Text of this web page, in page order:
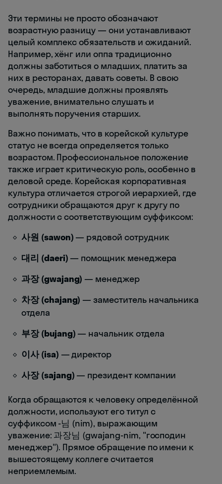
Эти термины не просто обозначают
возрастную разницу — они устанавливают
целый комплекс обязательств и ожиданий.
Например, хёнг или оппа традиционно
должны заботиться о младших, платить за
них в ресторанах, давать советы. В свою
очередь, младшие должны проявлять
уважение, внимательно слушать и
выполнять поручения старших.
Важно понимать, что в корейской культуре
статус не всегда определяется только
возрастом. Профессиональное положение
также играет критическую роль, особенно в
деловой среде. Корейская корпоративная
культура отличается строгой иерархией, где
сотрудники обращаются друг к другу по
должности с соответствующим суффиксом:
사원 (sawon) — рядовой сотрудник
대리 (daeri) — помощник менеджера
과장 (gwajang) — менеджер
차장 (chajang) — заместитель начальника
отдела
부장 (bujang) — начальник отдела
이사 (isa) — директор
사장 (sajang) — президент компании
Когда обращаются к человеку определённой
должности, используют его титул с
суффиксом -님 (nim), выражающим
уважение: 과장님 (gwajang-nim, "господин
менеджер"). Прямое обращение по имени к
вышестоящему коллеге считается
неприемлемым.